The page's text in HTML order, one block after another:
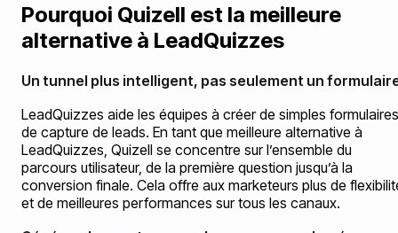
Pourquoi Quizell est la meilleure
alternative à LeadQuizzes
Un tunnel plus intelligent, pas seulement un
LeadQuizzes aide les équipes à créer de simples formulaires
de capture de leads. En tant que meilleure alternative à
LeadQuizzes, Quizell se concentre sur l’ensemble du
parcours utilisateur, de la première question jusqu’à la
conversion finale. Cela offre aux marketeurs plus de
et de meilleures performances sur tous les canaux.